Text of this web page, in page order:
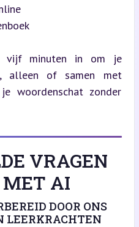
minuten in om je
alleen of samen met
woordenschat zonder
VRAGEN
MET AI
DOOR ONS
LEERKRACHTEN